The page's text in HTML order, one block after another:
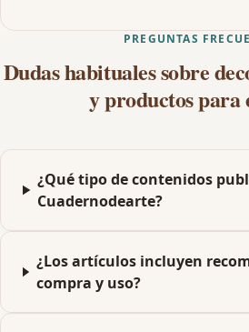
PREGUNTAS
Dudas habituales sobre
y productos para
¿Qué tipo de contenidos
Cuadernodearte?
¿Los artículos incluyen
compra y uso?